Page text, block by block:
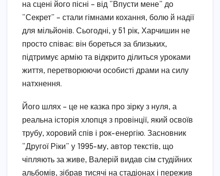
на сцені його пісні – від “Впусти мене” до
“Секрет” – стали гімнами кохання, болю й надії
для мільйонів. Сьогодні, у 51 рік, Харчишин не
просто співає: він бореться за близьких,
підтримує армію та відкрито ділиться уроками
життя, перетворюючи особисті драми на силу
натхнення.
Його шлях – це не казка про зірку з нуля, а
реальна історія хлопця з провінції, який освоїв
трубу, хоровий спів і рок-енергію. Засновник
“Другої Ріки” у 1995-му, автор текстів, що
чіпляють за живе, Валерій видав сім студійних
альбомів, зібрав тисячі на стадіонах і пережив